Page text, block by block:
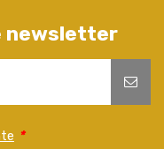
newsletter
*